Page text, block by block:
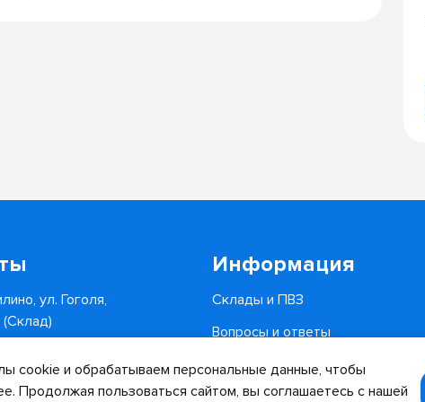
ул. Гоголя,
(Склад)
Информация
Склады и ПВЗ
Вопросы и ответы
Доставка и оплата
cookie и обрабатываем персональные данные, чтобы
Продолжая пользоваться сайтом, вы соглашаетесь с нашей